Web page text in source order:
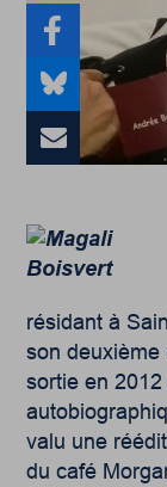
résidant à
son deuxième
sortie en 2012
valu une
du café